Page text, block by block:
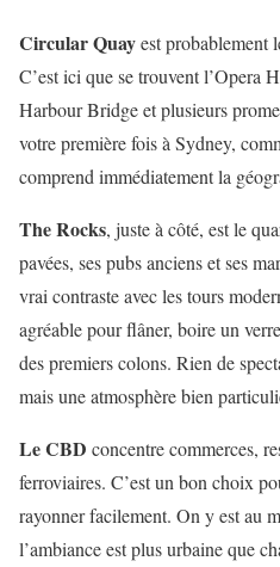
Circular Quayest probablement
C’est ici que se trouvent l’Opera
Harbour Bridge et plusieurs
votre première fois à Sydney,
comprend immédiatement la
The Rocks, juste à côté, est le
pavées, ses pubs anciens et ses
vrai contraste avec les tours
agréable pour flâner, boire un
des premiers colons. Rien de
mais une atmosphère bien
Le CBD concentre commerces,
ferroviaires. C’est un bon choix
rayonner facilement. On y est au
l’ambiance est plus urbaine que